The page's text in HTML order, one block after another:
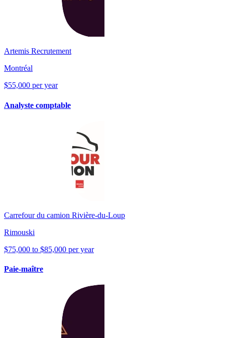
Artemis Recrutement
Montréal
$55,000 per year
Analyste comptable
Carrefour du camion Rivière-du-Loup
Rimouski
$75,000 to $85,000 per year
Paie-maître